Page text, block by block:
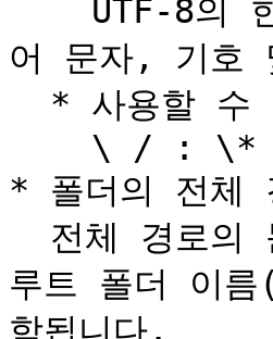
어 문자, 기호
* 폴더의 전체
루트 폴더 이
함됩니다.